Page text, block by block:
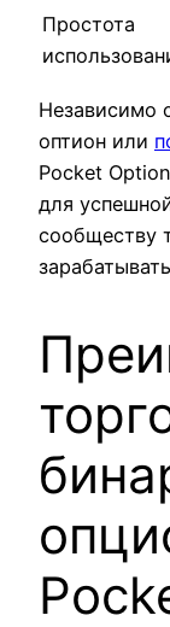
Простота
Независимо
оптион или
Pocket
для
сообществу